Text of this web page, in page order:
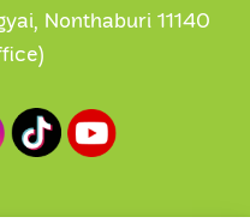
Nonthaburi 11140